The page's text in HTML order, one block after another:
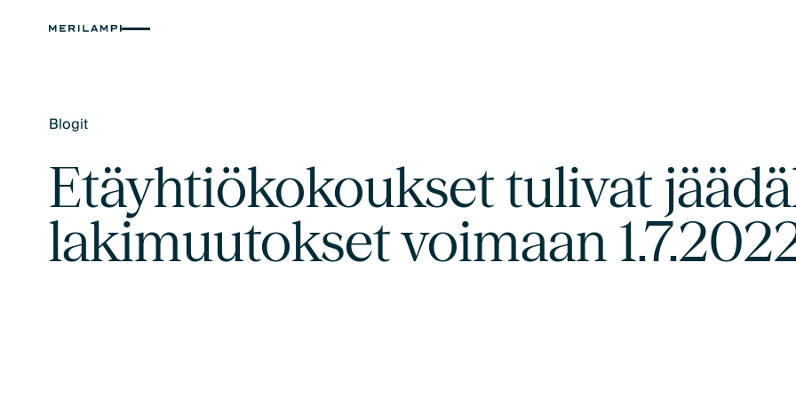
Blogit
Etäyhtiökokoukset tulivat
lakimuutokset voimaan